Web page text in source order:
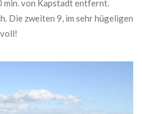
min. von Kapstadt entfernt.
Die zweiten 9, im sehr hügeligen